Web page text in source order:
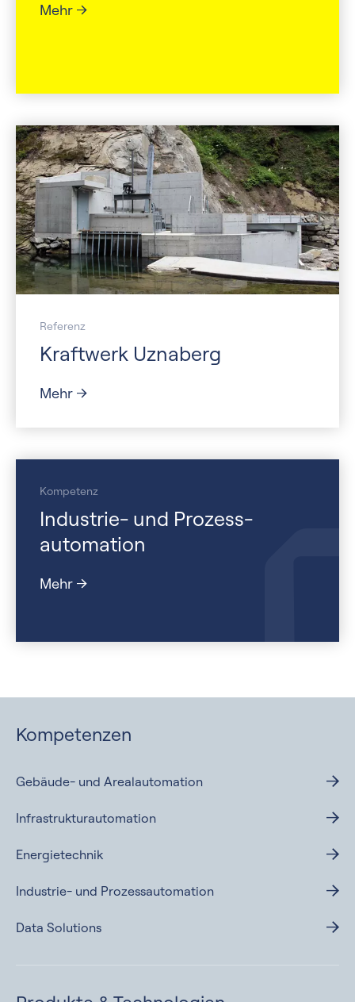
Mehr
Referenz
Kraftwerk Uznaberg
Mehr
Kompetenz
Industrie- und Prozess­
automation
Mehr
Kompetenzen
Gebäude- und Arealautomation
Infrastrukturautomation
Energietechnik
Industrie- und Prozessautomation
Data Solutions